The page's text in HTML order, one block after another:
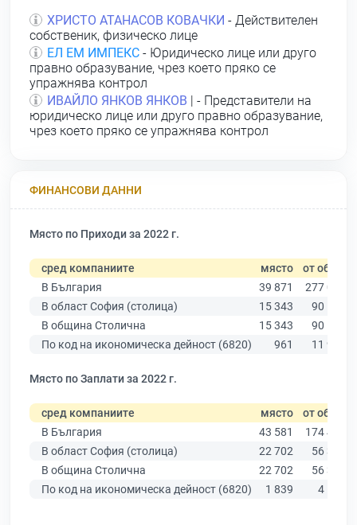
ХРИСТО АТАНАСОВ КОВАЧКИ - Действителен
собственик, физическо лице
ЕЛ ЕМ ИМПЕКС - Юридическо лице или друго
правно образувание, чрез което пряко се
упражнява контрол
ИВАЙЛО ЯНКОВ ЯНКОВ | - Представители на
юридическо лице или друго правно образувание,
чрез което пряко се упражнява контрол
ФИНАНСОВИ ДАННИ
Място по Приходи за 2022 г.
сред компаниите място от общо
В България
39 871
277 019
В област София (столица)
15 343
90 178
В община Столична
15 343
90 178
По код на икономическа дейност (6820)
961 11 940
Място по Заплати за 2022 г.
сред компаниите място от общо
В България
43 581
174 403
В област София (столица)
22 702
56 378
В община Столична
22 702
56 378
По код на икономическа дейност (6820)
1 839 4 182